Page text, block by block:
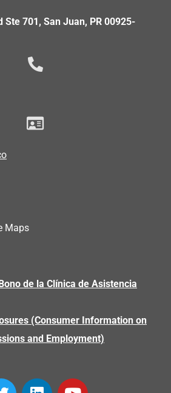
Ste 701, San Juan, PR 00925-
Maps
de la Clínica de Asistencia
(Consumer Information on
and Employment)